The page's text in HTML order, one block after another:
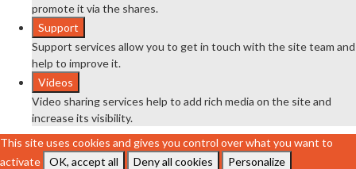
promote it via the shares.
Support
Support services allow you to get in touch with the site team and
help to improve it.
Videos
Video sharing services help to add rich media on the site and
increase its visibility.
This site uses cookies and gives you control over what you want to
activate
OK, accept all Deny all cookies Personalize